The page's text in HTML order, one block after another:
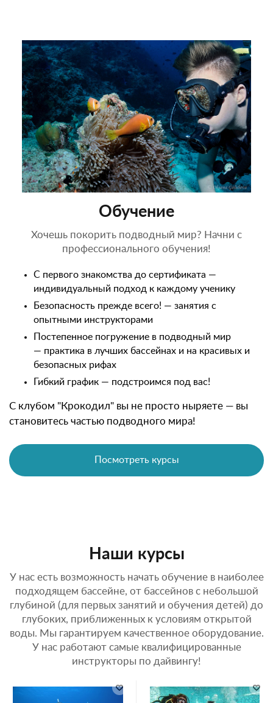
Обучение
Хочешь покорить подводный мир? Начни с
профессионального обучения!
С первого знакомства до сертификата —
индивидуальный подход к каждому ученику
Безопасность прежде всего! — занятия с
опытными инструкторами
Постепенное погружение в подводный мир
— практика в лучших бассейнах и на красивых и
безопасных рифах
Гибкий график — подстроимся под вас!
С клубом "Крокодил" вы не просто ныряете — вы
становитесь частью подводного мира!
Посмотреть курсы
Наши курсы
У нас есть возможность начать обучение в наиболее
подходящем бассейне, от бассейнов с небольшой
глубиной (для первых занятий и обучения детей) до
глубоких, приближенных к условиям открытой
воды. Мы гарантируем качественное оборудование.
У нас работают самые квалифицированные
инструкторы по дайвингу!